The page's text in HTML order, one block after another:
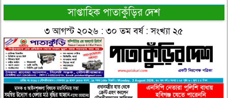
সাপ্তাহিক পাতাকুঁড়ির দেশ
৩ আগস্ট ২০২৬ : ৩০ তম বর্ষ : সংখ্যা ২৫